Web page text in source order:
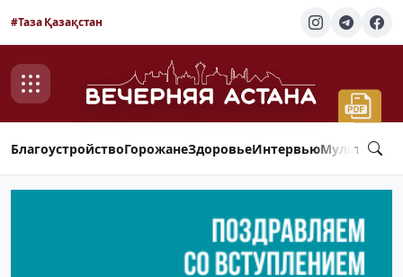
#Таза Қазақстан
БлагоустройствоГорожанеЗдоровьеИнтервью